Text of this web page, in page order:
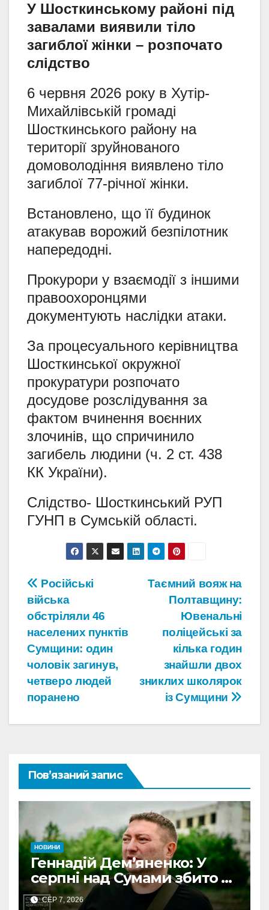
У Шосткинському районі під
завалами виявили тіло
загиблої жінки – розпочато
слідство
6 червня 2026 року в Хутір-
Михайлівській громаді
Шосткинського району на
території зруйнованого
домоволодіння виявлено тіло
загиблої 77-річної жінки.
Встановлено, що її будинок
атакував ворожий безпілотник
напередодні.
Прокурори у взаємодії з іншими
правоохоронцями
документують наслідки атаки.
За процесуального керівництва
Шосткинської окружної
прокуратури розпочато
досудове розслідування за
фактом вчинення воєнних
злочинів, що спричинило
загибель людини (ч. 2 ст. 438
КК України).
Слідство- Шосткинський РУП
ГУНП в Сумській області.
Навігація
записів
Таємний вояж на
Полтавщину:
Ювенальні
поліцейські за
кілька годин
знайшли двох
зниклих школярок
із Сумщини
Російські
війська
обстріляли 46
населених пунктів
Сумщини: один
чоловік загинув,
четверо людей
поранено
Пов’язаний запис
НОВИНИ
Геннадій Дем’яненко: У
серпні над Сумами збито 6
КАБів
СЕР 7, 2026